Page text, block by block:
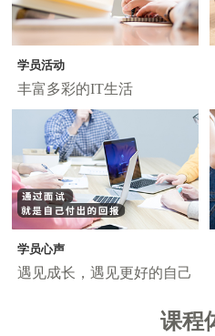
学员活动
丰富多彩的IT生活
学员心声
遇见成长，遇见更好的自己
课程